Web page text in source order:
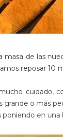
masa de las
reposar 10
cuidado,
grande o más
poniendo en